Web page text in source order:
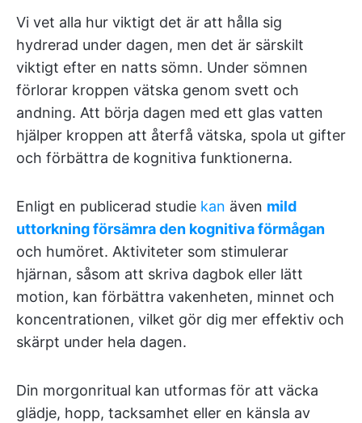
Vi vet alla hur viktigt det är att hålla sig
hydrerad under dagen, men det är särskilt
viktigt efter en natts sömn. Under sömnen
förlorar kroppen vätska genom svett och
andning. Att börja dagen med ett glas vatten
hjälper kroppen att återfå vätska, spola ut gifter
och förbättra de kognitiva funktionerna.
Enligt en publicerad studie kan även mild
uttorkning försämra den kognitiva förmågan
och humöret. Aktiviteter som stimulerar
hjärnan, såsom att skriva dagbok eller lätt
motion, kan förbättra vakenheten, minnet och
koncentrationen, vilket gör dig mer effektiv och
skärpt under hela dagen.
Din morgonritual kan utformas för att väcka
glädje, hopp, tacksamhet eller en känsla av